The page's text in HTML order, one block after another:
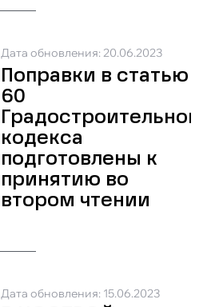
Дата обновления: 20.06.2023
Поправки в статью
60
Градостроительного
кодекса
подготовлены к
принятию во
втором чтении
Дата обновления: 15.06.2023